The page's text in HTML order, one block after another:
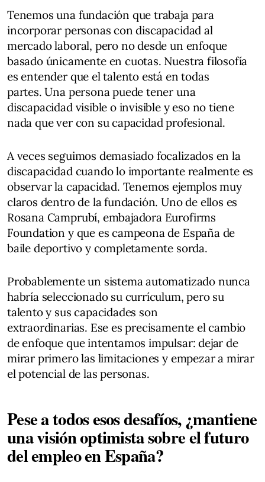
Tenemos una fundación que trabaja para
incorporar personas con discapacidad al
mercado laboral, pero no desde un enfoque
basado únicamente en cuotas. Nuestra filosofía
es entender que el talento está en todas
partes. Una persona puede tener una
discapacidad visible o invisible y eso no tiene
nada que ver con su capacidad profesional.
A veces seguimos demasiado focalizados en la
discapacidad cuando lo importante realmente es
observar la capacidad. Tenemos ejemplos muy
claros dentro de la fundación. Uno de ellos es
Rosana Camprubí, embajadora Eurofirms
Foundation y que es campeona de España de
baile deportivo y completamente sorda.
Probablemente un sistema automatizado nunca
habría seleccionado su currículum, pero su
talento y sus capacidades son
extraordinarias. Ese es precisamente el cambio
de enfoque que intentamos impulsar: dejar de
mirar primero las limitaciones y empezar a mirar
el potencial de las personas.
Pese a todos esos desafíos, ¿mantiene
una visión optimista sobre el futuro
del empleo en España?